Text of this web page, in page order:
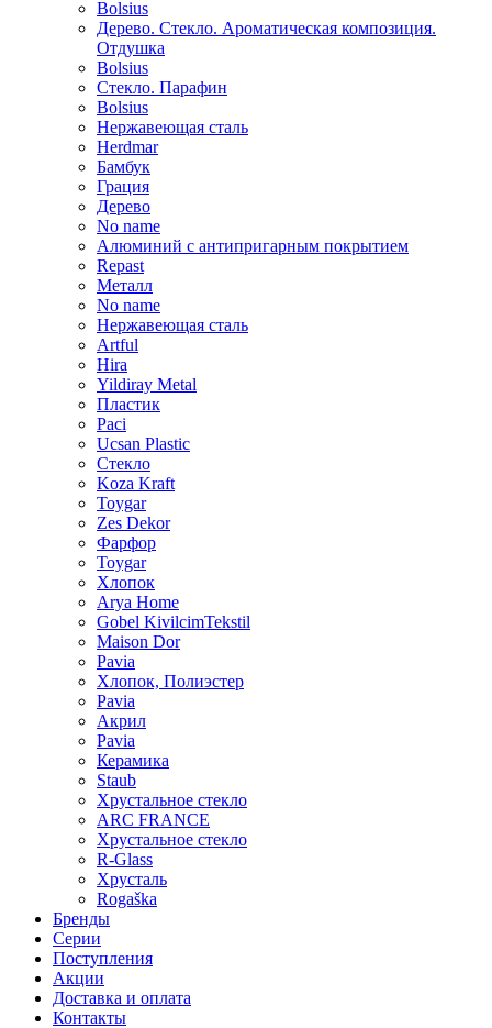
Bolsius
Дерево. Стекло. Ароматическая композиция.
Отдушка
Bolsius
Стекло. Парафин
Bolsius
Нержавеющая сталь
Herdmar
Бамбук
Грация
Дерево
No name
Алюминий с антипригарным покрытием
Repast
Металл
No name
Нержавеющая сталь
Artful
Hira
Yildiray Metal
Пластик
Paci
Ucsan Plastic
Стекло
Koza Kraft
Toygar
Zes Dekor
Фарфор
Toygar
Хлопок
Arya Home
Gobel KivilcimTekstil
Maison Dor
Pavia
Хлопок, Полиэстер
Pavia
Акрил
Pavia
Керамика
Staub
Хрустальное стекло
ARC FRANCE
Хрустальное стекло
R-Glass
Хрусталь
Rogaška
Бренды
Серии
Поступления
Акции
Доставка и оплата
Контакты